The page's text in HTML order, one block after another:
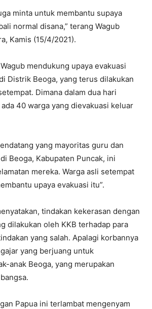
minta untuk membantu supaya
normal disana,” terang Wagub
Kamis (15/4/2021).
mendukung upaya evakuasi
Distrik Beoga, yang terus dilakukan
Dimana dalam dua hari
40 warga yang dievakuasi keluar
yang mayoritas guru dan
Beoga, Kabupaten Puncak, ini
mereka. Warga asli setempat
upaya evakuasi itu”.
tindakan kekerasan dengan
dilakukan oleh KKB terhadap para
yang salah. Apalagi korbannya
yang berjuang untuk
anak Beoga, yang merupakan
Papua ini terlambat mengenyam